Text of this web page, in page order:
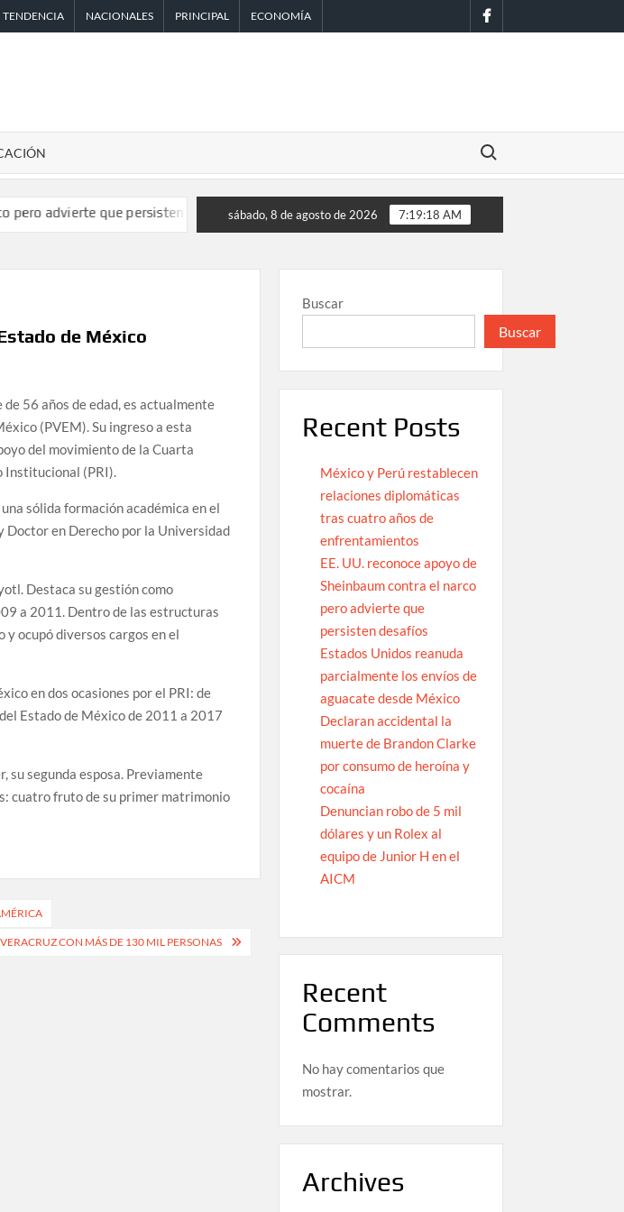
TENDENCIA NACIONALES PRINCIPAL ECONOMÍA facebook
Buscar:
que persisten desafíos Estados Unidos reanuda parcialmente los envíos de aguacate desde
sábado, 8 de agosto de 2026 7:19:19 AM
de México
56 años de edad, es actualmente
(PVEM). Su ingreso a esta
del movimiento de la Cuarta
Institucional (PRI).
sólida formación académica en el
Doctor en Derecho por la Universidad
Destaca su gestión como
a 2011. Dentro de las estructuras
ocupó diversos cargos en el
en dos ocasiones por el PRI: de
Estado de México de 2011 a 2017
su segunda esposa. Previamente
cuatro fruto de su primer matrimonio
CON MÁS DE 130 MIL PERSONAS
Buscar
Buscar
Recent Posts
México y Perú restablecen
relaciones diplomáticas
tras cuatro años de
enfrentamientos
EE. UU. reconoce apoyo de
Sheinbaum contra el narco
pero advierte que
persisten desafíos
Estados Unidos reanuda
parcialmente los envíos de
aguacate desde México
Declaran accidental la
muerte de Brandon Clarke
por consumo de heroína y
cocaína
Denuncian robo de 5 mil
dólares y un Rolex al
equipo de Junior H en el
AICM
Recent
Comments
No hay comentarios que
mostrar.
Archives